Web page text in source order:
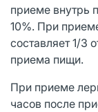
приеме внутрь
10%. При
составляет 1/3
приема пищи.
При приеме
часов после